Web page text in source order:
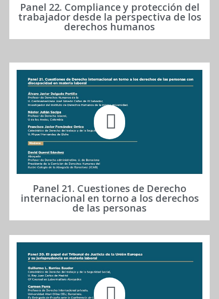
Panel 22. Compliance y protección del
trabajador desde la perspectiva de los
derechos humanos
Panel 21. Cuestiones de Derecho
internacional en torno a los derechos
de las personas